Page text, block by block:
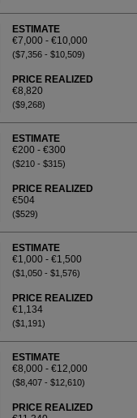
ESTIMATE
€7,000 - €10,000
($7,356 - $10,509)
PRICE REALIZED
€8,820
($9,268)
ESTIMATE
€200 - €300
($210 - $315)
PRICE REALIZED
€504
($529)
ESTIMATE
€1,000 - €1,500
($1,050 - $1,576)
PRICE REALIZED
€1,134
($1,191)
ESTIMATE
€8,000 - €12,000
($8,407 - $12,610)
PRICE REALIZED